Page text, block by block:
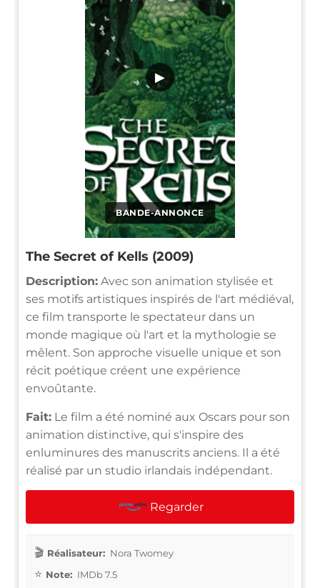
BANDE-ANNONCE
▶
The Secret of Kells (2009)
Description: Avec son animation stylisée et
ses motifs artistiques inspirés de l'art médiéval,
ce film transporte le spectateur dans un
monde magique où l'art et la mythologie se
mêlent. Son approche visuelle unique et son
récit poétique créent une expérience
envoûtante.
Fait: Le film a été nominé aux Oscars pour son
animation distinctive, qui s'inspire des
enluminures des manuscrits anciens. Il a été
réalisé par un studio irlandais indépendant.
Regarder
Réalisateur: Nora Twomey
Note: IMDb 7.5